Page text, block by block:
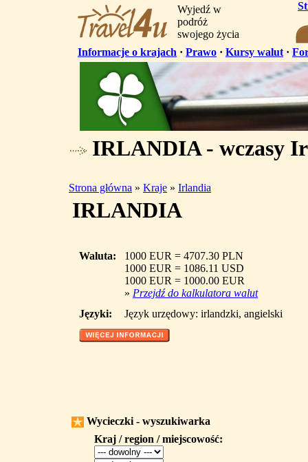
Wyjedź w
podróż
swojego życia
Informacje o krajach · Prawo · Kursy walut ·
IRLANDIA - wczasy
Strona główna » Kraje » Irlandia
IRLANDIA
Waluta:
1000 EUR = 4707.30 PLN
1000 EUR = 1086.11 USD
1000 EUR = 1000.00 EUR
» Przejdź do kalkulatora walut
Języki:
Język urzędowy: irlandzki, angielski
Wycieczki - wyszukiwarka
Kraj / region / miejscowość: